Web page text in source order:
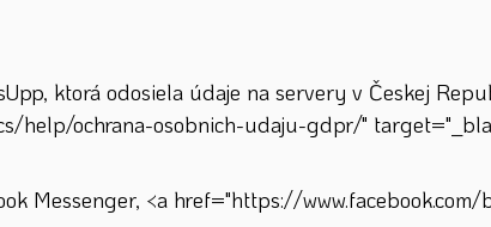
ktorá odosiela údaje na servery v Českej
help/ochrana-osobnich-udaju-gdpr/"
Messenger, <a href="https://